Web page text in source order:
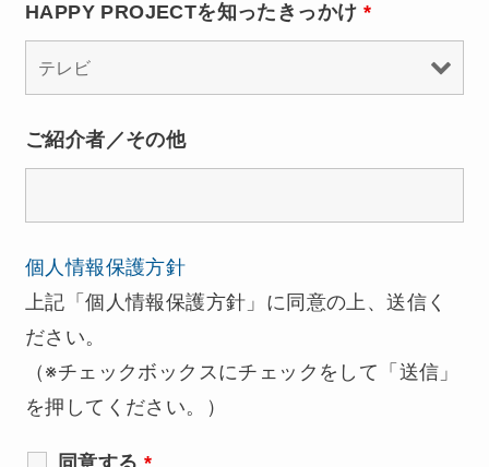
HAPPY PROJECTを知ったきっかけ *
ご紹介者／その他
個人情報保護方針
上記「個人情報保護方針」に同意の上、送信く
ださい。
（※チェックボックスにチェックをして「送信」
を押してください。）